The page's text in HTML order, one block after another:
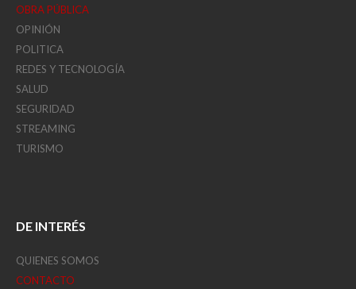
OBRA PÚBLICA
OPINIÓN
POLITICA
REDES Y TECNOLOGÍA
SALUD
SEGURIDAD
STREAMING
TURISMO
DE INTERÉS
QUIENES SOMOS
CONTACTO